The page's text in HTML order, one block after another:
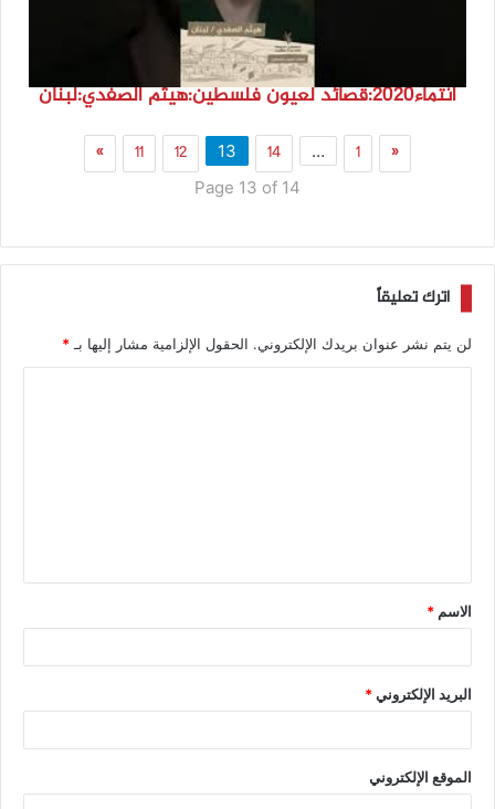
انتماء2020:قصائد لعيون فلسطين:هيثم الصفدي:لبنان
«
1
…
11 12 13 14
»
Page 13 of 14
اترك تعليقاً
لن يتم نشر عنوان بريدك الإلكتروني. الحقول الإلزامية مشار إليها بـ *
الاسم *
البريد الإلكتروني*
الموقع الإلكتروني